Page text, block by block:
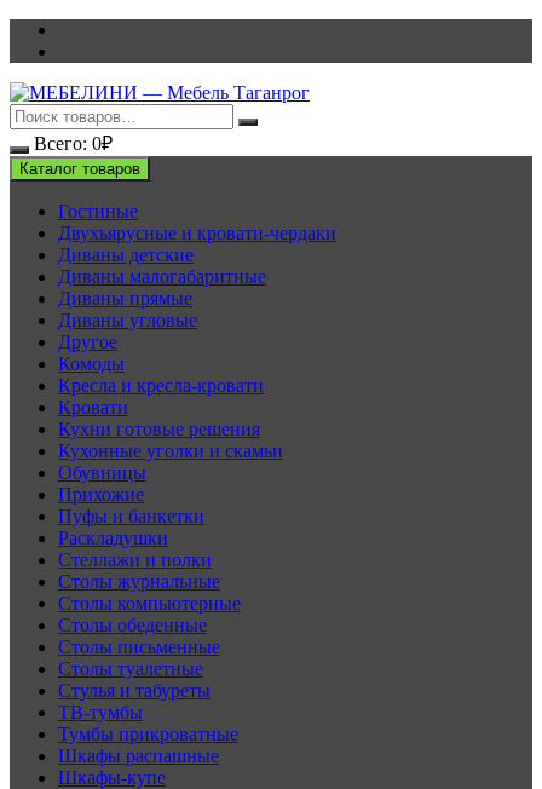
Перейти
Всего: 0₽
Каталог товаров
Гостиные
Двухъярусные и кровати-чердаки
Диваны детские
Диваны малогабаритные
Диваны прямые
Диваны угловые
Другое
Комоды
Кресла и кресла-кровати
Кровати
Кухни готовые решения
Кухонные уголки и скамьи
Обувницы
Прихожие
Пуфы и банкетки
Раскладушки
Стеллажи и полки
Столы журнальные
Столы компьютерные
Столы обеденные
Столы письменные
Столы туалетные
Стулья и табуреты
ТВ-тумбы
Тумбы прикроватные
Шкафы распашные
Шкафы-купе